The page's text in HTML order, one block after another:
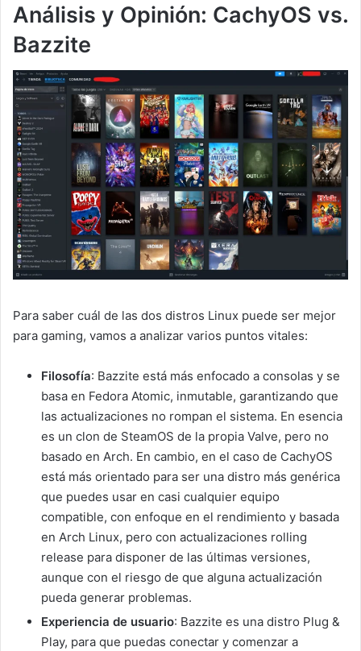
Análisis y Opinión: CachyOS vs.
Bazzite
Para saber cuál de las dos distros Linux puede ser mejor
para gaming, vamos a analizar varios puntos vitales:
Filosofía: Bazzite está más enfocado a consolas y se
basa en Fedora Atomic, inmutable, garantizando que
las actualizaciones no rompan el sistema. En esencia
es un clon de SteamOS de la propia Valve, pero no
basado en Arch. En cambio, en el caso de CachyOS
está más orientado para ser una distro más genérica
que puedes usar en casi cualquier equipo
compatible, con enfoque en el rendimiento y basada
en Arch Linux, pero con actualizaciones rolling
release para disponer de las últimas versiones,
aunque con el riesgo de que alguna actualización
pueda generar problemas.
Experiencia de usuario: Bazzite es una distro Plug &
Play, para que puedas conectar y comenzar a